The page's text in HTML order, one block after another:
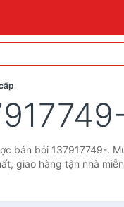
bán bởi 137917749-.
giao hàng tận nhà